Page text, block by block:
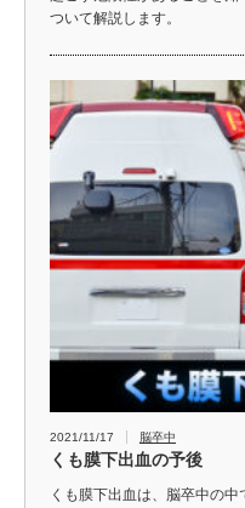
ついて解説します。
2021/11/17 脳卒中
くも膜下出血の予後
くも膜下出血は、脳卒中の